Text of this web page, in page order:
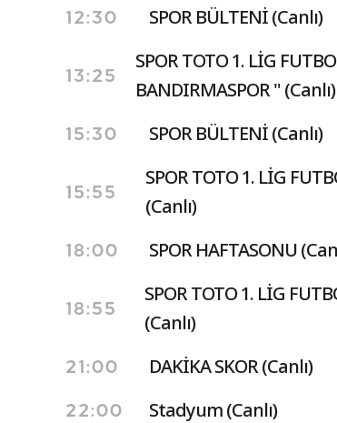
12:30 SPOR BÜLTENİ (Canlı)
13:25
SPOR TOTO 1. LİG
BANDIRMASPOR " (Canlı)
15:30 SPOR BÜLTENİ (Canlı)
15:55
SPOR TOTO 1. LİG
(Canlı)
18:00 SPOR HAFTASONU
18:55
SPOR TOTO 1. LİG
(Canlı)
21:00 DAKİKA SKOR (Canlı)
22:00 Stadyum (Canlı)